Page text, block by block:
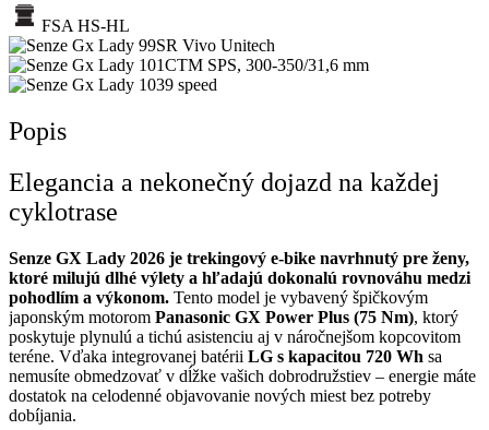
FSA HS-HL
SR Vivo Unitech
CTM SPS, 300-350/31,6 mm
9 speed
Popis
Elegancia a nekonečný dojazd na každej
cyklotrase
Senze GX Lady 2026 je trekingový e-bike navrhnutý pre ženy,
ktoré milujú dlhé výlety a hľadajú dokonalú rovnováhu medzi
pohodlím a výkonom. Tento model je vybavený špičkovým
japonským motorom Panasonic GX Power Plus (75 Nm), ktorý
poskytuje plynulú a tichú asistenciu aj v náročnejšom kopcovitom
teréne. Vďaka integrovanej batérii LG s kapacitou 720 Wh sa
nemusíte obmedzovať v dĺžke vašich dobrodružstiev – energie máte
dostatok na celodenné objavovanie nových miest bez potreby
dobíjania.